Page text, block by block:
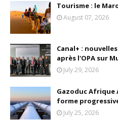
Tourisme : le
August 07, 2026
Canal+ :
après l'OPA sur
July 29, 2026
Gazoduc
forme
July 25, 2026